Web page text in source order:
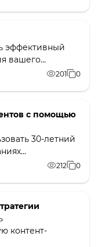
эффективный
вашего...
201 0
с помощью
30-летний
212 0
контент-